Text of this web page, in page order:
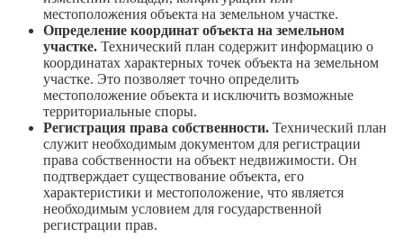
местоположения объекта на земельном участке.
Определение координат объекта на земельном
участке. Технический план содержит информацию о
координатах характерных точек объекта на земельном
участке. Это позволяет точно определить
местоположение объекта и исключить возможные
территориальные споры.
Регистрация права собственности. Технический план
служит необходимым документом для регистрации
права собственности на объект недвижимости. Он
подтверждает существование объекта, его
характеристики и местоположение, что является
необходимым условием для государственной
регистрации прав.